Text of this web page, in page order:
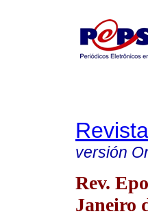
versión
Rev.
Janeiro